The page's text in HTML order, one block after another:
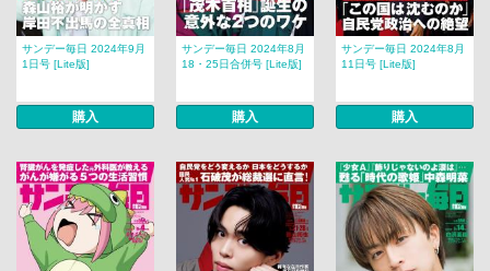
サンデー毎日 2024年9月
1日号 [Lite版]
購入
サンデー毎日 2024年8月
18・25日合併号 [Lite版]
購入
サンデー毎日 2024年8月
11日号 [Lite版]
購入